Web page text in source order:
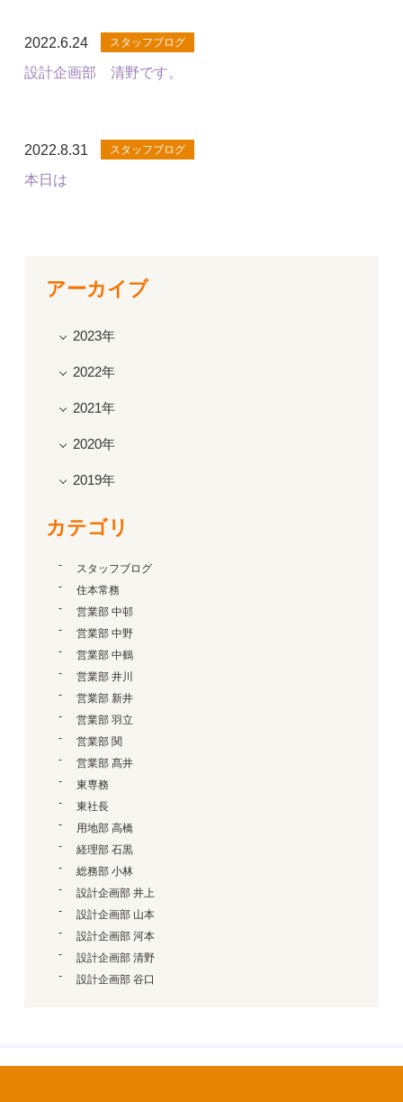
2022.6.24 スタッフブログ
設計企画部 清野です。
2022.8.31 スタッフブログ
本日は
アーカイブ
2023年
2022年
2021年
2020年
2019年
カテゴリ
スタッフブログ
住本常務
営業部 中邨
営業部 中野
営業部 中鶴
営業部 井川
営業部 新井
営業部 羽立
営業部 関
営業部 髙井
東専務
東社長
用地部 高橋
経理部 石黒
総務部 小林
設計企画部 井上
設計企画部 山本
設計企画部 河本
設計企画部 清野
設計企画部 谷口